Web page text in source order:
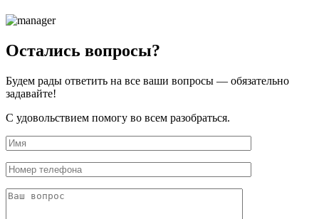
Остались вопросы?
Будем рады ответить на все ваши вопросы — обязательно
задавайте!
С удовольствием помогу во всем разобраться.